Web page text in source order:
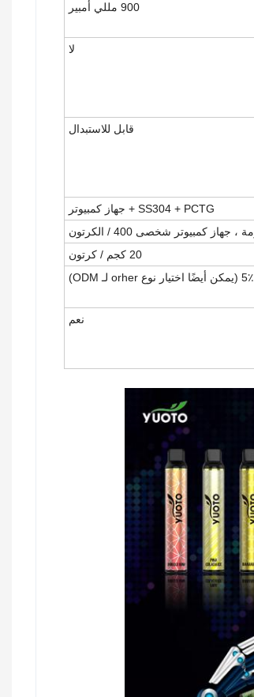
900 مللي أمبير
لا
قابل للاستبدال
SS304 + PCTG + جهاز كمبيوتر
20 كجم / كرتون
5٪ (يمكن أيضًا اختيار نوع orher لـ ODM)
نعم